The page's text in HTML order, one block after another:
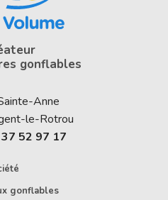
gonflables
Anne
le-Rotrou
52 97 17
gonflables